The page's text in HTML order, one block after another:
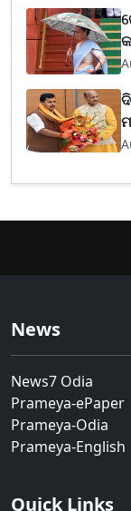
News
News7 Odia
Prameya-ePaper
Prameya-Odia
Prameya-English
Quick Links